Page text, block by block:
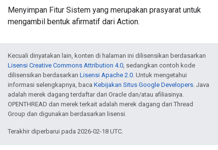
Menyimpan Fitur Sistem yang merupakan prasyarat untuk
mengambil bentuk afirmatif dari Action.
Kecuali dinyatakan lain, konten di halaman ini dilisensikan berdasarkan
Lisensi Creative Commons Attribution 4.0, sedangkan contoh kode
dilisensikan berdasarkan Lisensi Apache 2.0. Untuk mengetahui
informasi selengkapnya, baca Kebijakan Situs Google Developers. Java
adalah merek dagang terdaftar dari Oracle dan/atau afiliasinya.
OPENTHREAD dan merek terkait adalah merek dagang dari Thread
Group dan digunakan berdasarkan lisensi.
Terakhir diperbarui pada 2026-02-18 UTC.